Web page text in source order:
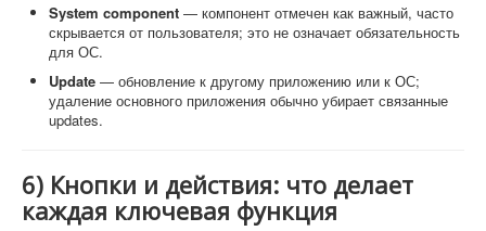
System component — компонент отмечен как важный, часто
скрывается от пользователя; это не означает обязательность
для ОС.
Update — обновление к другому приложению или к ОС;
удаление основного приложения обычно убирает связанные
updates.
6) Кнопки и действия: что делает
каждая ключевая функция